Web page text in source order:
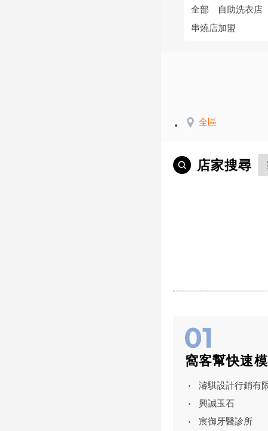
全部 自助洗衣店
串燒店加盟
全區
店家搜尋
窩客幫快速
濬騏設計行銷有
興誠玉石
宸御牙醫診所